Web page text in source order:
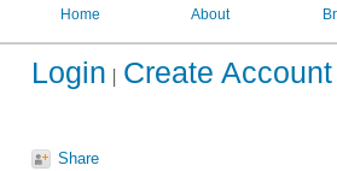
Home About
Login Create Account
Share